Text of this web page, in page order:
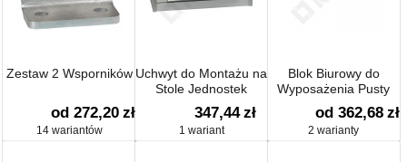
Zestaw 2 Wsporników
od 272,20 zł
14 wariantów
Uchwyt do Montażu na
Stole Jednostek
Sterujących
347,44 zł
1 wariant
Blok Biurowy do
Wyposażenia Pusty
od 362,68 zł
2 warianty